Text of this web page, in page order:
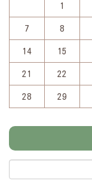
1
7 8
14 15
21 22
28 29